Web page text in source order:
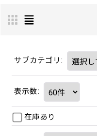
サブカテゴリ :
表示数:
在庫あり